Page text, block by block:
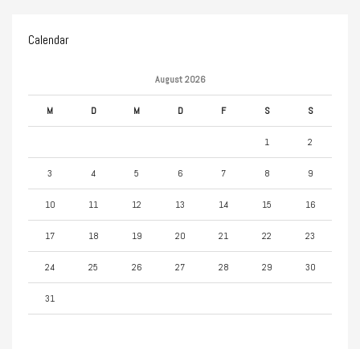
Calendar
August 2026
M D M D F S S
1 2
3 4 5 6 7 8 9
10 11 12 13 14 15 16
17 18 19 20 21 22 23
24 25 26 27 28 29 30
31